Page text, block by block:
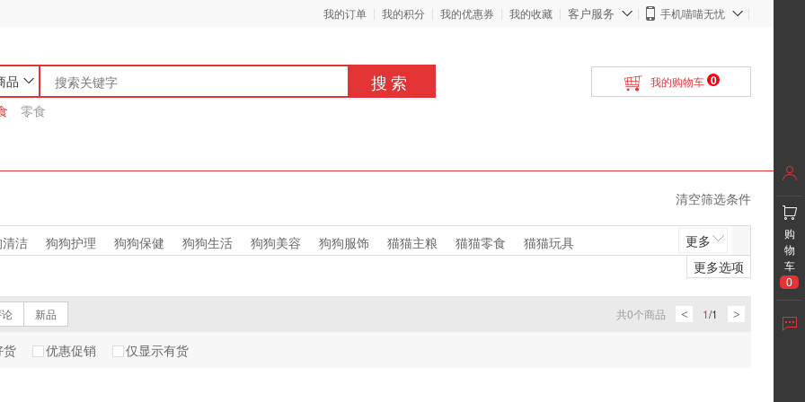
我的订单 我的积分 我的优惠券 我的收藏 客户服务 手机喵喵无忧
品 搜索
零食
我的购物车 0
清空筛选条件
洁 狗狗护理 狗狗保健 狗狗生活 狗狗美容 狗狗服饰 猫猫主粮 猫猫零食 猫猫玩具
更多
更多选项
新品 共0个商品 < 1/1 >
货 优惠促销 仅显示有货
购
物
车
0